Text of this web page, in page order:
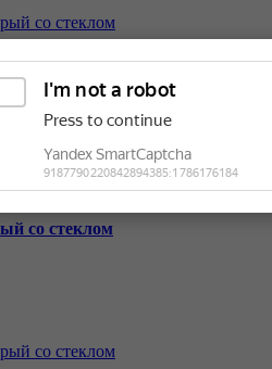
со стеклом
со стеклом